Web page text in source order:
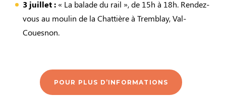
3 juillet : « La balade du rail », de 15h à 18h. Rendez-
vous au moulin de la Chattière à Tremblay, Val-
Couesnon.
POUR PLUS D’INFORMATIONS